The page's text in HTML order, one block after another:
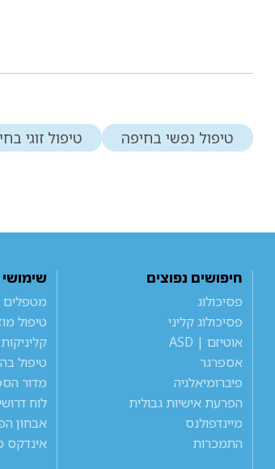
טיפול נפשי בחיפה טיפול זוגי
חיפושים נפוצים
פסיכולוג
פסיכולוג קליני
אוטיזם | ASD
אספרגר
פיברומיאלגיה
הפרעת אישיות גבולית
מיינדפולנס
התמכרות
שימושי
מטפלים
טיפול
טיפול
מדור
לוח
אבחון
אינדקס